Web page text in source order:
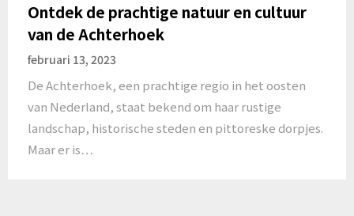
Ontdek de prachtige natuur en cultuur
van de Achterhoek
februari 13, 2023
De Achterhoek, een prachtige regio in het oosten
van Nederland, staat bekend om haar rustige
landschap, historische steden en pittoreske dorpjes.
Maar er is…